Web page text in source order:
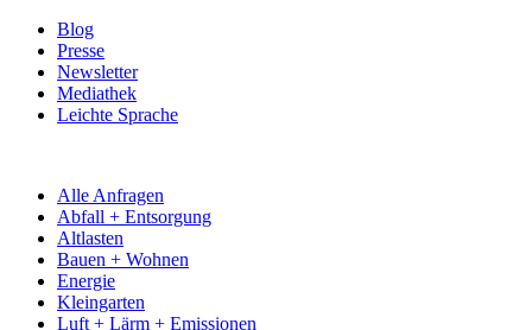
Blog
Presse
Newsletter
Mediathek
Leichte Sprache
Alle Anfragen
Abfall + Entsorgung
Altlasten
Bauen + Wohnen
Energie
Kleingarten
Luft + Lärm + Emissionen